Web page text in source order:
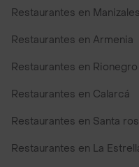
Restaurantes en Manizales
Restaurantes en Armenia
Restaurantes en Rionegro
Restaurantes en Calarcá
Restaurantes en Santa
Restaurantes en La